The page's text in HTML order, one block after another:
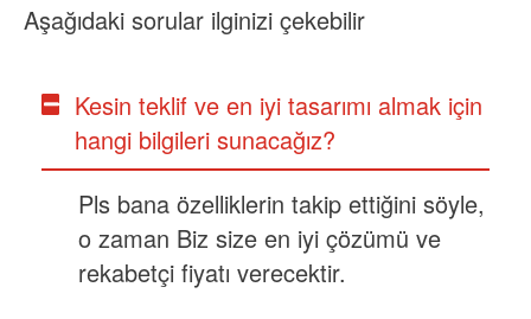
Aşağıdaki sorular ilginizi çekebilir
Kesin teklif ve en iyi tasarımı almak için
hangi bilgileri sunacağız?
Pls bana özelliklerin takip ettiğini söyle,
o zaman Bizsize en iyi çözümü ve
rekabetçi fiyatı verecektir.